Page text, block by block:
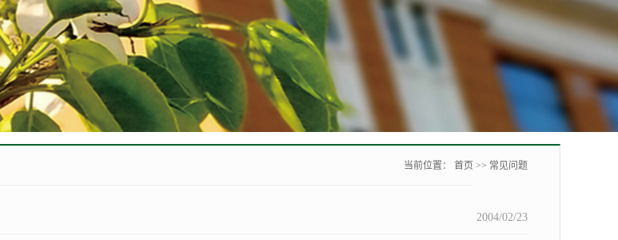
当前位置： 首页 >> 常见问题
2004/02/23